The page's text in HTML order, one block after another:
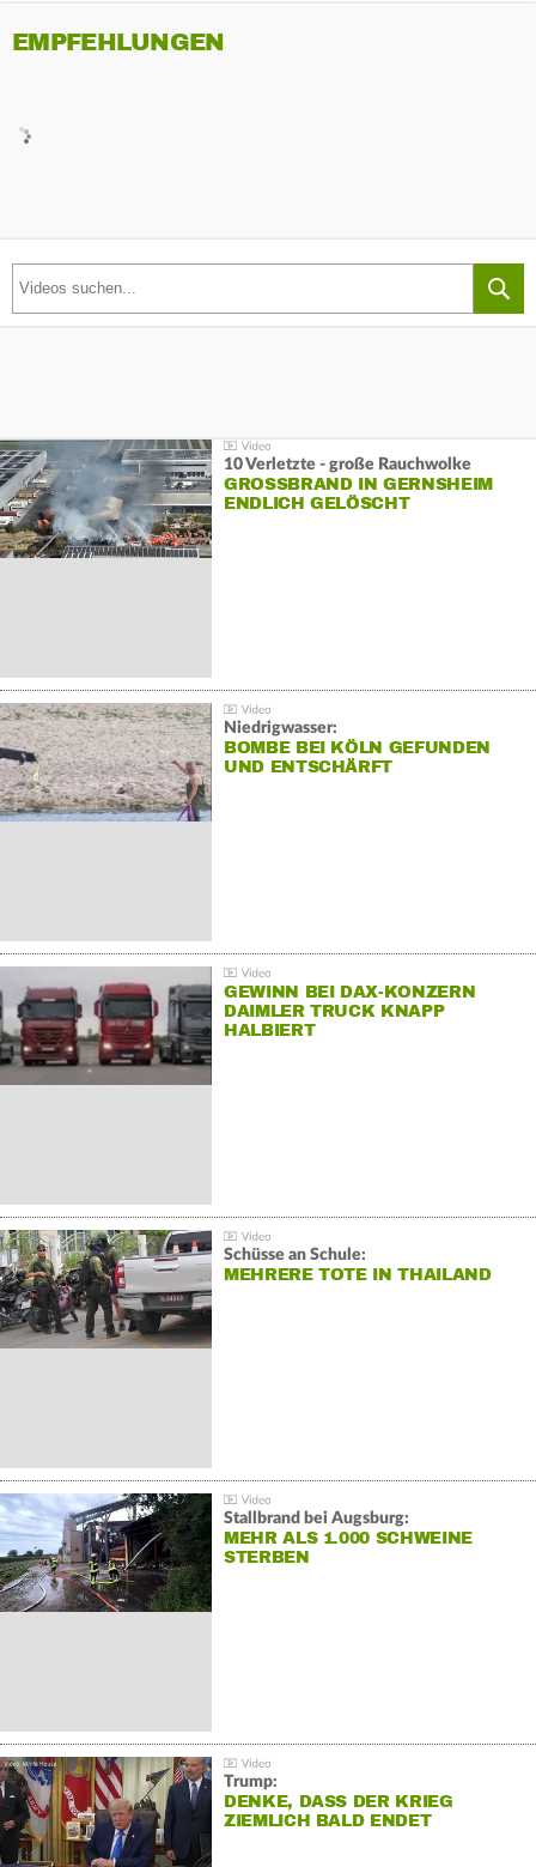
EMPFEHLUNGEN
10 Verletzte - große Rauchwolke
GROSSBRAND IN GERNSHEIM E
NDLICH GELÖSCHT
Niedrigwasser:
BOMBE BEI KÖLN GEFUNDEN
UND ENTSCHÄRFT
GEWINN BEI DAX-KONZERN
DAIMLER TRUCK KNAPP
HALBIERT
Schüsse an Schule:
MEHRERE TOTE IN THAILAND
Stallbrand bei Augsburg:
MEHR ALS 1.000 SCHWEINE
STERBEN
Trump:
DENKE, DASS DER KRIEG
ZIEMLICH BALD ENDET